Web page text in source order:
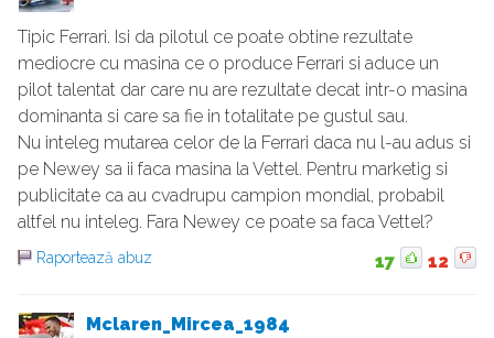
Tipic Ferrari. Isi da pilotul ce poate obtine rezultate
mediocre cu masina ce o produce Ferrari si aduce un
pilot talentat dar care nu are rezultate decat intr-o masina
dominanta si care sa fie in totalitate pe gustul sau.
Nu inteleg mutarea celor de la Ferrari daca nu l-au adus si
pe Newey sa ii faca masina la Vettel. Pentru marketig si
publicitate ca au cvadrupu campion mondial, probabil
altfel nu inteleg. Fara Newey ce poate sa faca Vettel?
Raportează abuz 17 12
Mclaren_Mircea_1984